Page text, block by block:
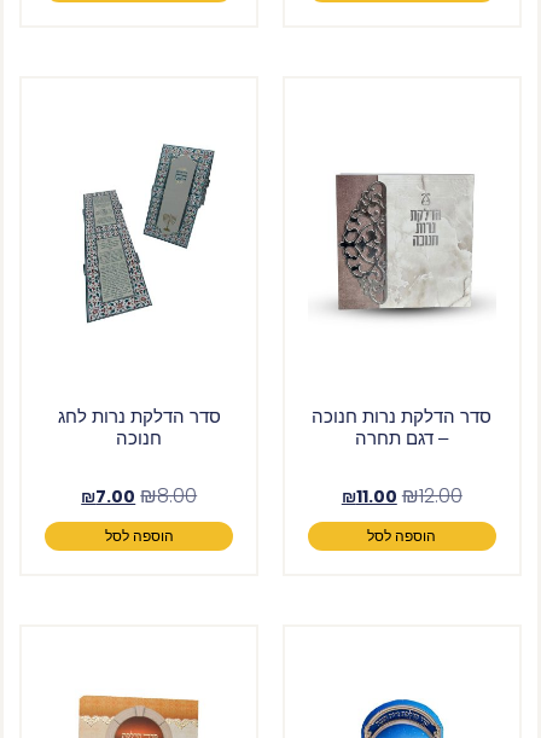
סדר הדלקת נרות חנוכה
– דגם תחרה
₪12.00
₪11.00
הוספה לסל
סדר הדלקת נרות לחג
חנוכה
₪8.00
₪7.00
הוספה לסל